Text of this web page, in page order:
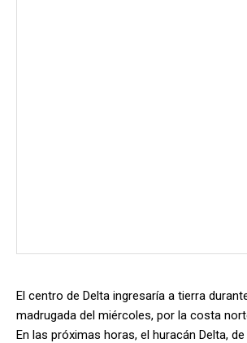
El centro de Delta ingresaría a tierra
madrugada del miércoles, por la costa
En las próximas horas, el huracán Delta,